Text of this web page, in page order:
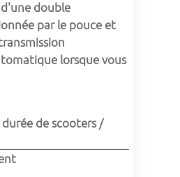
double
par le pouce et
lorsque vous
de scooters /